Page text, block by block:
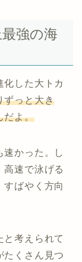
強の海
化した大トカ
ずっと大き
だよ。
速かった。し
高速で泳げる
すばやく方向
と考えられて
たくさん見つ